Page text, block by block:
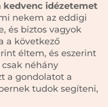
kedvenc idézetemet
nekem az eddigi
és biztos vagyok
a következő
éltem, és eszerint
néhány
a gondolatot a
tudok segíteni,